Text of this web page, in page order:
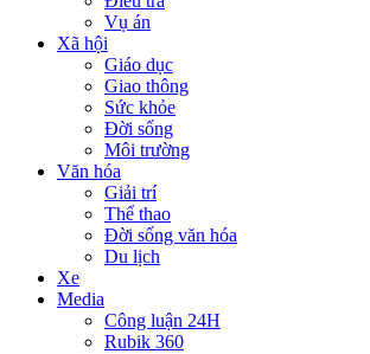
Vụ án
Xã hội
Giáo dục
Giao thông
Sức khỏe
Đời sống
Môi trường
Văn hóa
Giải trí
Thể thao
Đời sống văn hóa
Du lịch
Xe
Media
Công luận 24H
Rubik 360